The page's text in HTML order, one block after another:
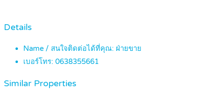
Details
Name / สนใจติดต่อได้ที่คุณ: ฝ่ายขาย
เบอร์โทร: 0638355661
Similar Properties